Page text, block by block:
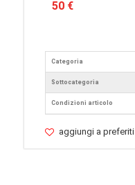
50 €
Categoria
Sottocategoria
Condizioni articolo
aggiungi a preferiti